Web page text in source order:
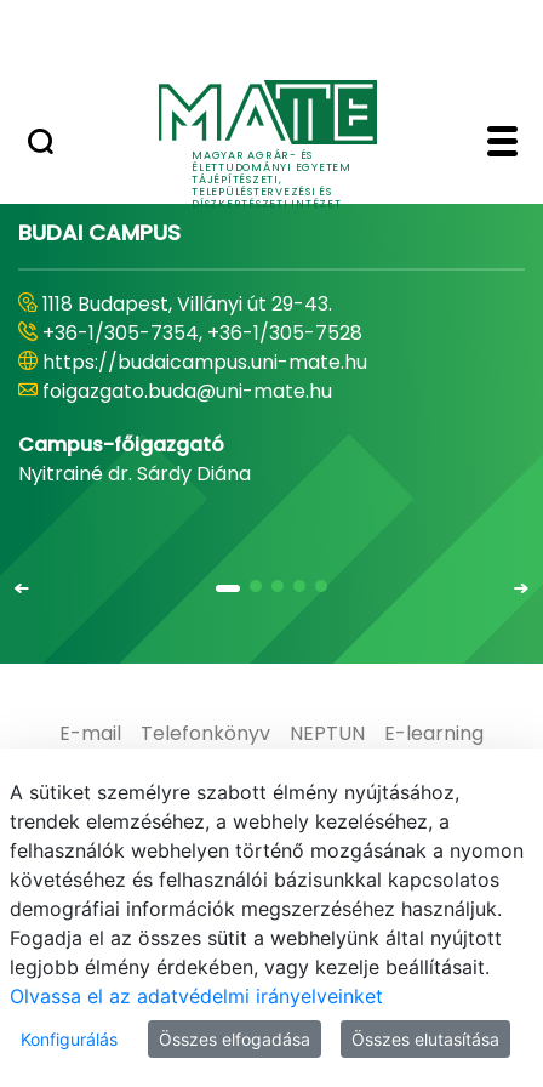
MAGYAR AGRÁR- ÉS
ÉLETTUDOMÁNYI EGYETEM
TÁJÉPÍTÉSZETI,
TELEPÜLÉSTERVEZÉSI ÉS
DÍSZKERTÉSZETI INTÉZET
Home - Tájépítészeti,
BUDAI CAMPUS
1118 Budapest, Villányi út 29-43.
+36-1/305-7354, +36-1/305-7528
https://budaicampus.uni-mate.hu
foigazgato.buda@uni-mate.hu
Campus-főigazgató
Nyitrainé dr. Sárdy Diána
E-mail Telefonkönyv NEPTUN
E-learning
Adatvédelem
© MATE 2021
A sütiket személyre szabott élmény nyújtásához,
trendek elemzéséhez, a webhely kezeléséhez, a
felhasználók webhelyen történő mozgásának a nyomon
követéséhez és felhasználói bázisunkkal kapcsolatos
demográfiai információk megszerzéséhez használjuk.
Fogadja el az összes sütit a webhelyünk által nyújtott
legjobb élmény érdekében, vagy kezelje beállításait.
Olvassa el az adatvédelmi irányelveinket
Konfigurálás Összes elfogadása Összes elutasítása